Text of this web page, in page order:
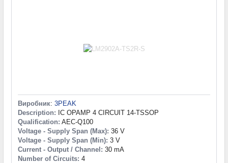
Виробник: 3PEAK
Description: IC OPAMP 4 CIRCUIT 14-TSSOP
Qualification: AEC-Q100
Voltage - Supply Span (Max): 36 V
Voltage - Supply Span (Min): 3 V
Current - Output / Channel: 30 mA
Number of Circuits: 4